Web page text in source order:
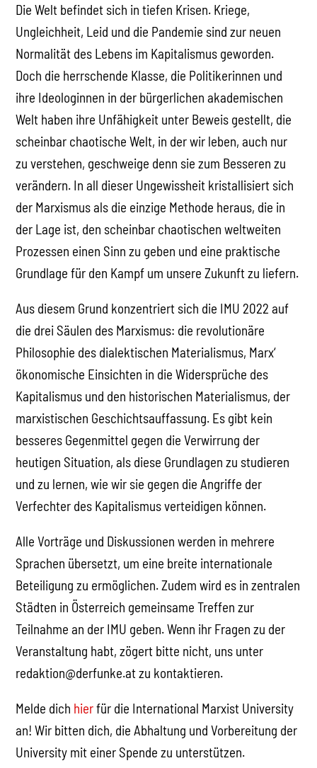
Die Welt befindet sich in tiefen Krisen. Kriege,
Ungleichheit, Leid und die Pandemie sind zur neuen
Normalität des Lebens im Kapitalismus geworden.
Doch die herrschende Klasse, die Politikerinnen und
ihre Ideologinnen in der bürgerlichen akademischen
Welt haben ihre Unfähigkeit unter Beweis gestellt, die
scheinbar chaotische Welt, in der wir leben, auch nur
zu verstehen, geschweige denn sie zum Besseren zu
verändern. In all dieser Ungewissheit kristallisiert sich
der Marxismus als die einzige Methode heraus, die in
der Lage ist, den scheinbar chaotischen weltweiten
Prozessen einen Sinn zu geben und eine praktische
Grundlage für den Kampf um unsere Zukunft zu liefern.
Aus diesem Grund konzentriert sich die IMU 2022 auf
die drei Säulen des Marxismus: die revolutionäre
Philosophie des dialektischen Materialismus, Marx‘
ökonomische Einsichten in die Widersprüche des
Kapitalismus und den historischen Materialismus, der
marxistischen Geschichtsauffassung. Es gibt kein
besseres Gegenmittel gegen die Verwirrung der
heutigen Situation, als diese Grundlagen zu studieren
und zu lernen, wie wir sie gegen die Angriffe der
Verfechter des Kapitalismus verteidigen können.
Alle Vorträge und Diskussionen werden in mehrere
Sprachen übersetzt, um eine breite internationale
Beteiligung zu ermöglichen. Zudem wird es in zentralen
Städten in Österreich gemeinsame Treffen zur
Teilnahme an der IMU geben. Wenn ihr Fragen zu der
Veranstaltung habt, zögert bitte nicht, uns unter
redaktion@derfunke.at zu kontaktieren.
Melde dich hierfür die International Marxist University
an! Wir bitten dich, die Abhaltung und Vorbereitung der
University mit einer Spende zu unterstützen.